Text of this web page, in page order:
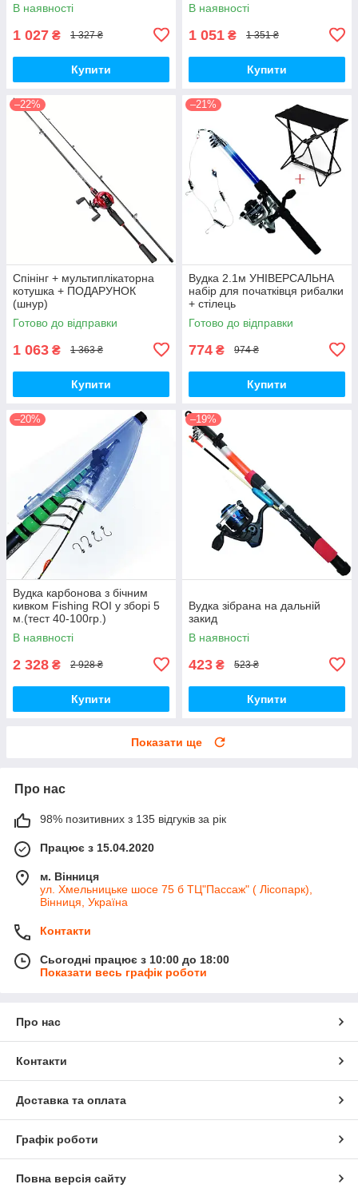
В наявності
1 027 ₴ 1 327 ₴
Купити
В наявності
1 051 ₴ 1 351 ₴
Купити
–22%
Спінінг + мультиплікаторна
котушка + ПОДАРУНОК
(шнур)
Готово до відправки
1 063 ₴ 1 363 ₴
Купити
–21%
Вудка 2.1м УНІВЕРСАЛЬНА
набір для початківця рибалки
+ стілець
Готово до відправки
774 ₴ 974 ₴
Купити
–20%
Вудка карбонова з бічним
кивком Fishing ROI у зборі 5
м.(тест 40-100гр.)
В наявності
2 328 ₴ 2 928 ₴
Купити
–19%
Вудка зібрана на дальній
закид
В наявності
423 ₴ 523 ₴
Купити
Показати ще
Про нас
98% позитивних з 135 відгуків за рік
Працює з 15.04.2020
м. Вінниця
ул. Хмельницьке шосе 75 б ТЦ"Пассаж" ( Лісопарк),
Вінниця, Україна
Контакти
Сьогодні працює з 10:00 до 18:00
Показати весь графік роботи
Про нас
Контакти
Доставка та оплата
Графік роботи
Повна версія сайту